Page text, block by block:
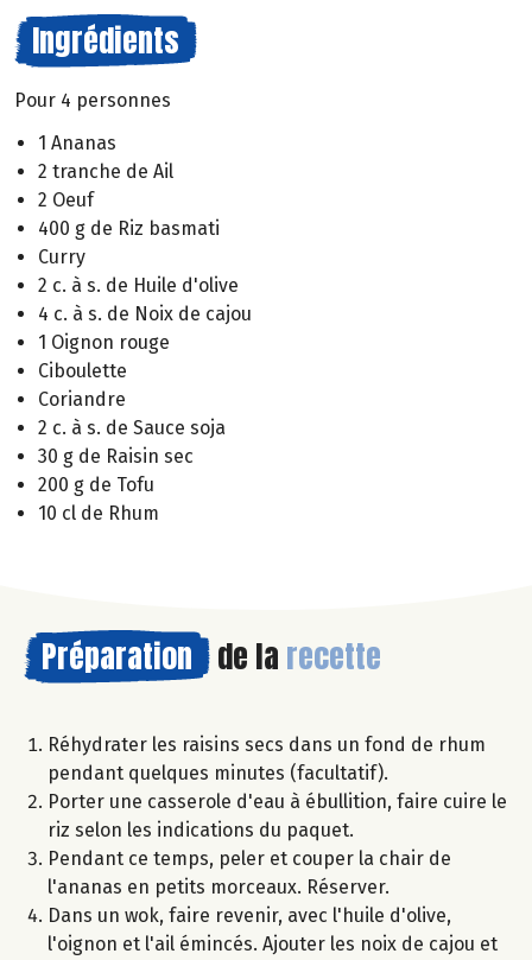
Ingrédients
Pour 4 personnes
1 Ananas
2 tranche de Ail
2 Oeuf
400 g de Riz basmati
Curry
2 c. à s. de Huile d'olive
4 c. à s. de Noix de cajou
1 Oignon rouge
Ciboulette
Coriandre
2 c. à s. de Sauce soja
30 g de Raisin sec
200 g de Tofu
10 cl de Rhum
Préparation de la recette
Réhydrater les raisins secs dans un fond de rhum
pendant quelques minutes (facultatif).
Porter une casserole d'eau à ébullition, faire cuire le
riz selon les indications du paquet.
Pendant ce temps, peler et couper la chair de
l'ananas en petits morceaux. Réserver.
Dans un wok, faire revenir, avec l'huile d'olive,
l'oignon et l'ail émincés. Ajouter les noix de cajou et